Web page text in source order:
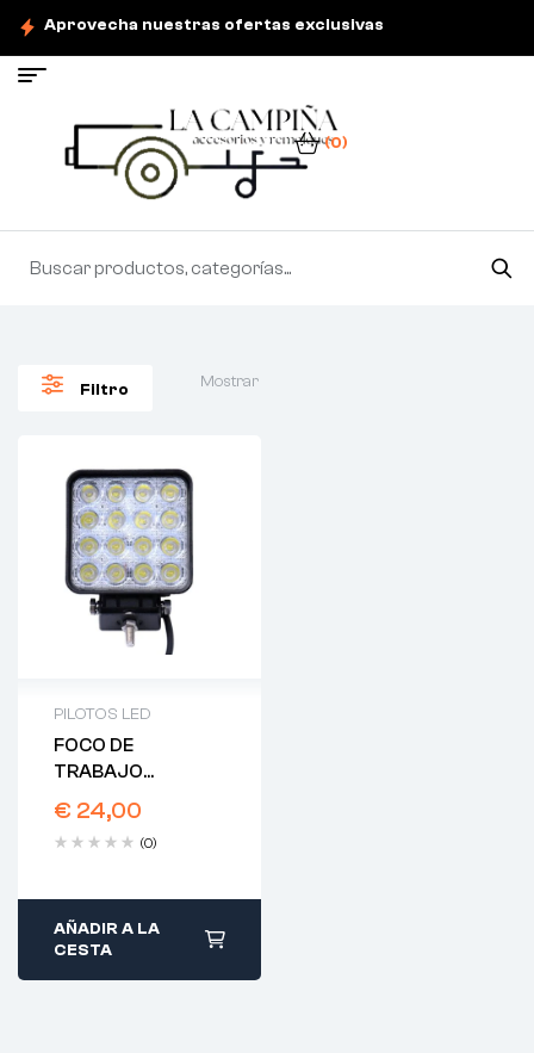
Aprovecha nuestras ofertas exclusivas
(0)
Filtro Mostrar
PILOTOS LED
FOCO DE
TRABAJO
CUADRADO LED
€ 24,00
(0)
AÑADIR A LA
CESTA